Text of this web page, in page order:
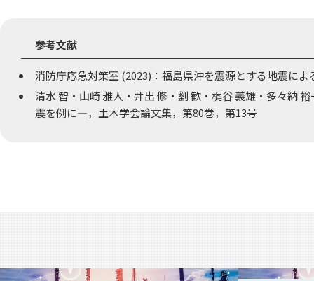
参考文献
消防庁応急対策室 (2023)：福島県沖を震源とする地震に
清水 智・山崎 雅人・井出 修・劉 歓・梶谷 義雄・多々納
震を例に―，土木学会論文集，第80巻，第13号